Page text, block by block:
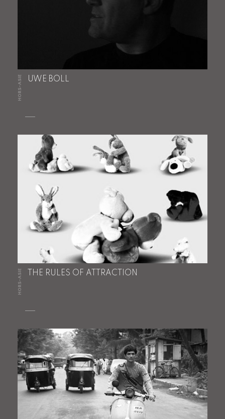
HORS-ASIE UWE BOLL
HORS-ASIE THE RULES OF ATTRACTION